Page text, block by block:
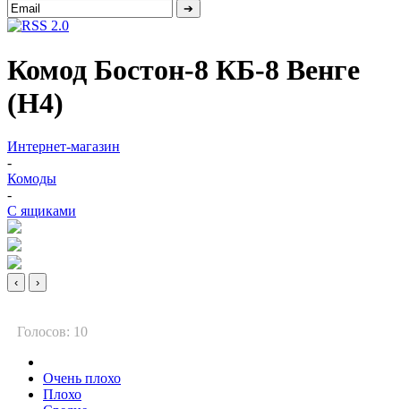
Комод Бостон-8 КБ-8 Венге
(Н4)
Интернет-магазин
-
Комоды
-
С ящиками
‹ ›
Голосов: 10
Очень плохо
Плохо